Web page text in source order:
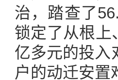
治，踏查了
锁定了从根上
亿多元的投入
户的动迁安置